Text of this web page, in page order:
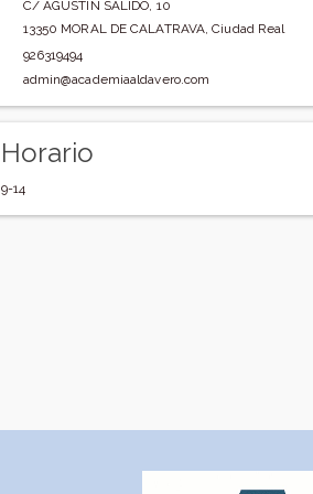
C/ AGUSTIN SALIDO, 10
13350 MORAL DE CALATRAVA ,Ciudad Real
926319494
admin@academiaaldavero.com
Horario
9-14